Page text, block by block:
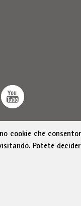
Via Alto
cookie che
Potete